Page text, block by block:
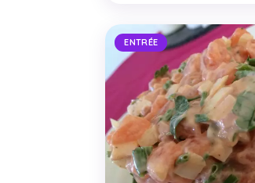
ENTRÉE